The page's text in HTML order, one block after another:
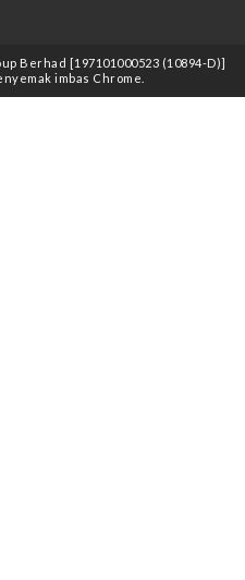
Berhad [197101000523 (10894-D)]
imbas Chrome.